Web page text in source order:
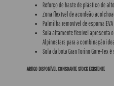
Reforço de haste de plástico de
Zona flexível de acordeão
Palmilha removível de espuma
Sola altamente flexível apresenta
Alpinestars para a combinação
Sola da bota Gran Torino Gore-Tex
ARTIGO DISPONÍVEL CONSOANTE STOCK EXISTENTE